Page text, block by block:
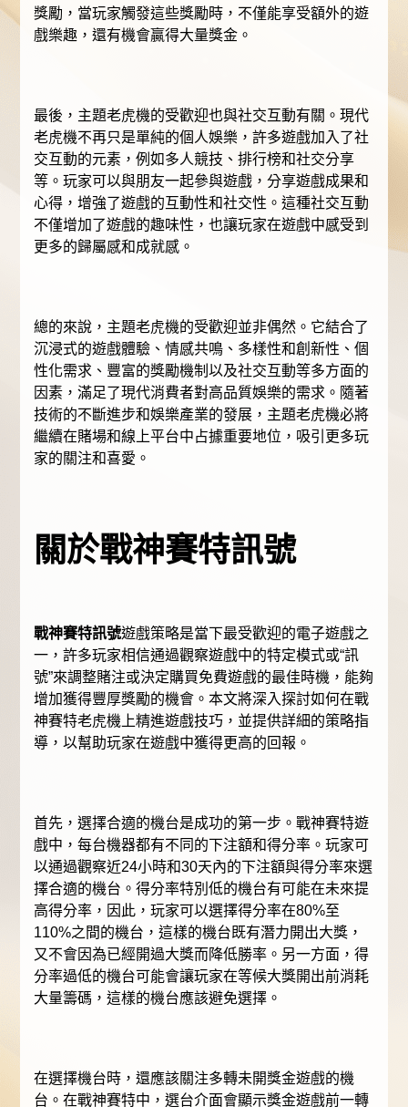
獎勵，當玩家觸發這些獎勵時，不僅能享受額外的遊
戲樂趣，還有機會贏得大量獎金。
最後，主題老虎機的受歡迎也與社交互動有關。現代
老虎機不再只是單純的個人娛樂，許多遊戲加入了社
交互動的元素，例如多人競技、排行榜和社交分享
等。玩家可以與朋友一起參與遊戲，分享遊戲成果和
心得，增強了遊戲的互動性和社交性。這種社交互動
不僅增加了遊戲的趣味性，也讓玩家在遊戲中感受到
更多的歸屬感和成就感。
總的來說，主題老虎機的受歡迎並非偶然。它結合了
沉浸式的遊戲體驗、情感共鳴、多樣性和創新性、個
性化需求、豐富的獎勵機制以及社交互動等多方面的
因素，滿足了現代消費者對高品質娛樂的需求。隨著
技術的不斷進步和娛樂產業的發展，主題老虎機必將
繼續在賭場和線上平台中占據重要地位，吸引更多玩
家的關注和喜愛。
關於戰神賽特訊號
戰神賽特訊號遊戲策略是當下最受歡迎的電子遊戲之
一，許多玩家相信通過觀察遊戲中的特定模式或“訊
號”來調整賭注或決定購買免費遊戲的最佳時機，能夠
增加獲得豐厚獎勵的機會。本文將深入探討如何在戰
神賽特老虎機上精進遊戲技巧，並提供詳細的策略指
導，以幫助玩家在遊戲中獲得更高的回報。
首先，選擇合適的機台是成功的第一步。戰神賽特遊
戲中，每台機器都有不同的下注額和得分率。玩家可
以通過觀察近24小時和30天內的下注額與得分率來選
擇合適的機台。得分率特別低的機台有可能在未來提
高得分率，因此，玩家可以選擇得分率在80%至
110%之間的機台，這樣的機台既有潛力開出大獎，
又不會因為已經開過大獎而降低勝率。另一方面，得
分率過低的機台可能會讓玩家在等候大獎開出前消耗
大量籌碼，這樣的機台應該避免選擇。
在選擇機台時，還應該關注多轉未開獎金遊戲的機
台。在戰神賽特中，選台介面會顯示獎金遊戲前一轉